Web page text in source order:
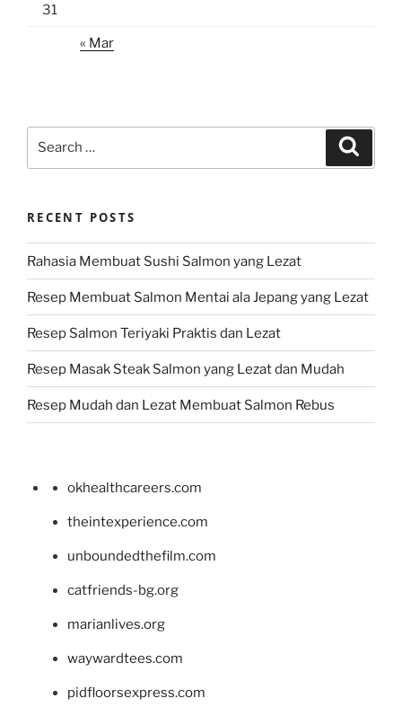
31
« Mar
RECENT POSTS
Rahasia Membuat Sushi Salmon yang Lezat
Resep Membuat Salmon Mentai ala Jepang yang Lezat
Resep Salmon Teriyaki Praktis dan Lezat
Resep Masak Steak Salmon yang Lezat dan Mudah
Resep Mudah dan Lezat Membuat Salmon Rebus
okhealthcareers.com
theintexperience.com
unboundedthefilm.com
catfriends-bg.org
marianlives.org
waywardtees.com
pidfloorsexpress.com